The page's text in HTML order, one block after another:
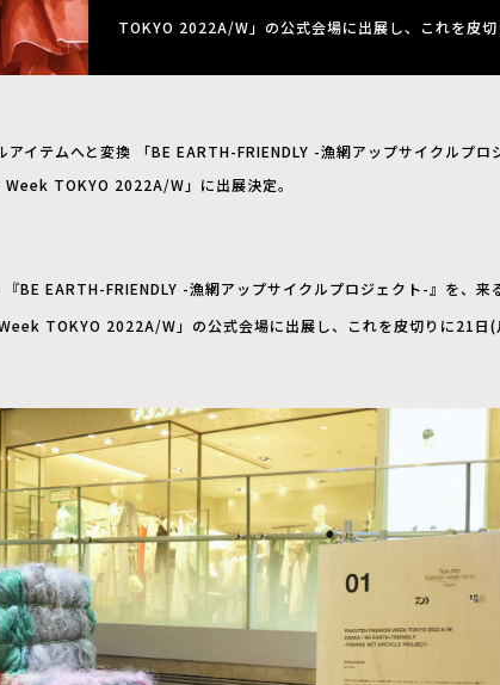
TOKYO 2022A/W」の公式会場に出展し、これを皮切
イテムへと変換 「BE EARTH-FRIENDLY -漁網アップサイクルプロ
TOKYO 2022A/W」に出展決定。
BE EARTH-FRIENDLY -漁網アップサイクルプロジェクト-』を、来
TOKYO 2022A/W」の公式会場に出展し、これを皮切りに21日(